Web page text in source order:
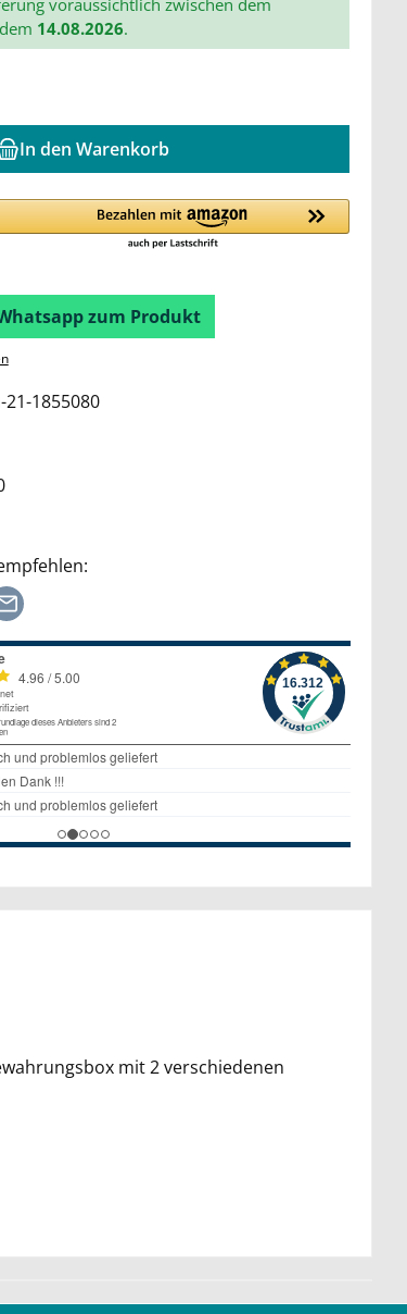
voraussichtlich zwischen dem
14.08.2026.
In den Warenkorb
zum Produkt
21-1855080
mit 2 verschiedenen